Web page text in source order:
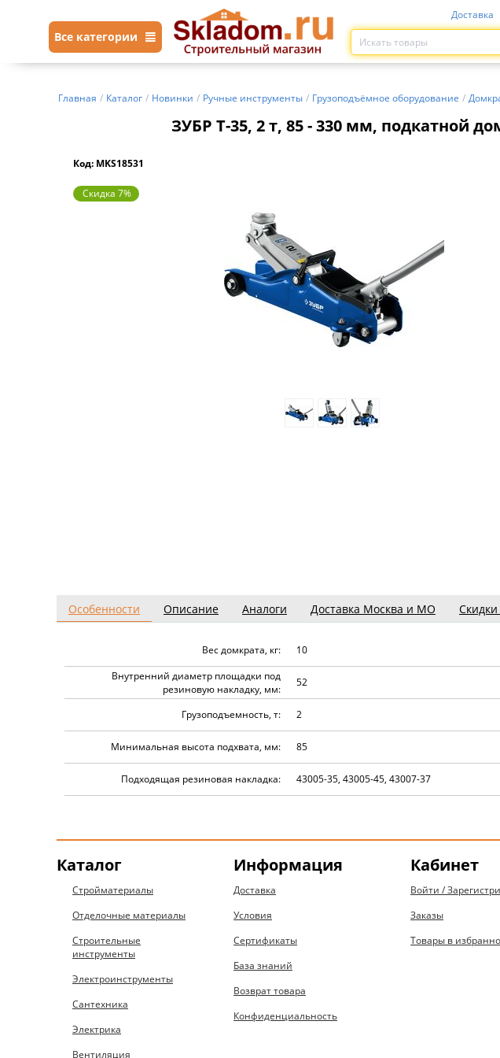
Все категории
Доставка
Главная / Каталог / Новинки / Ручные инструменты / Грузоподъёмное оборудование /
ЗУБР Т-35, 2 т, 85 - 330 мм, подкатной
Код: MKS18531
Скидка 7%
Особенности Описание Аналоги Доставка Москва и МО
Вес домкрата, кг: 10
Внутренний диаметр площадки под
резиновую накладку, мм:
52
Грузоподъемность, т: 2
Минимальная высота подхвата, мм: 85
Подходящая резиновая накладка: 43005-35, 43005-45, 43007-37
Каталог
Стройматериалы
Отделочные материалы
Строительные
инструменты
Электроинструменты
Сантехника
Электрика
Вентиляция
Информация
Доставка
Условия
Сертификаты
База знаний
Возврат товара
Конфиденциальность
Кабинет
Войти /
Заказы
Товары в